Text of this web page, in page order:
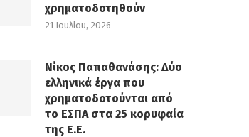
χρηματοδοτηθούν
21 Ιουλίου, 2026
Νίκος Παπαθανάσης: Δύο
ελληνικά έργα που
χρηματοδοτούνται από
το ΕΣΠΑ στα 25 κορυφαία
της Ε.Ε.